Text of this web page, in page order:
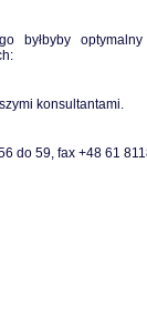
byłbyby
konsultantami.
do 59, fax +48 61